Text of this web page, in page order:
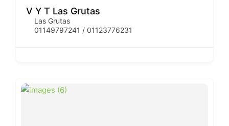
V Y T Las Grutas
Las Grutas
01149797241 / 01123776231